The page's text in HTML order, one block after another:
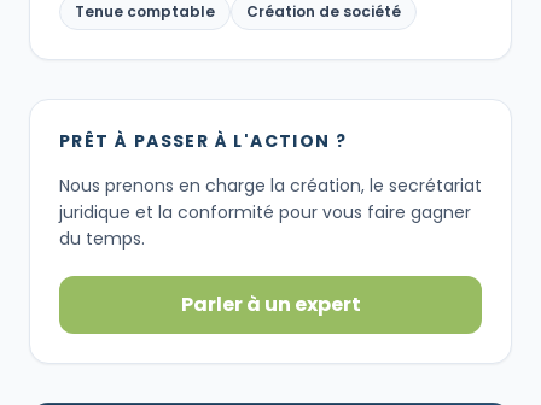
Tenue comptable Création de société
PRÊT À PASSER À L'ACTION ?
Nous prenons en charge la création, le secrétariat
juridique et la conformité pour vous faire gagner
du temps.
Parler à un expert